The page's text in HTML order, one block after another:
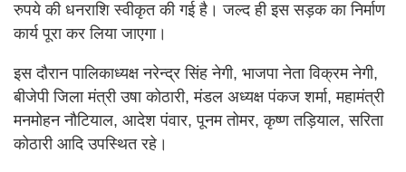
रुपये की धनराशि स्वीकृत की गई है। जल्द ही इस सड़क का निर्माण
कार्य पूरा कर लिया जाएगा।
इस दौरान पालिकाध्यक्ष नरेन्द्र सिंह नेगी, भाजपा नेता विक्रम नेगी,
बीजेपी जिला मंत्री उषा कोठारी, मंडल अध्यक्ष पंकज शर्मा, महामंत्री
मनमोहन नौटियाल, आदेश पंवार, पूनम तोमर, कृष्ण तड़ियाल, सरिता
कोठारी आदि उपस्थित रहे।